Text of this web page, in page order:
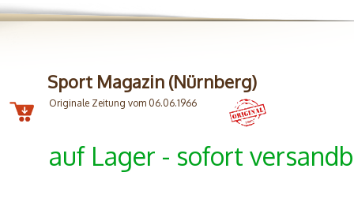
Sport Magazin (Nürnberg)
Originale Zeitung vom 06.06.1966
auf Lager - sofort